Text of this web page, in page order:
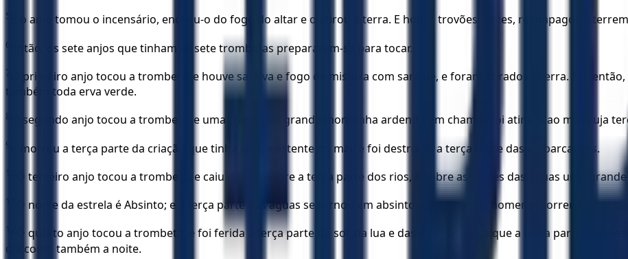
5 E o anjo tomou o incensário, encheu-o do fogo do altar e o atirou à terra. E houve trovões, vozes, relâmpagos e
6 Então, os sete anjos que tinham as sete trombetas prepararam-se para tocar.
7
O primeiro anjo tocou a trombeta, e houve saraiva e fogo de mistura com sangue, e foram atirados à terra. Foi,
também toda erva verde.
8 O segundo anjo tocou a trombeta, e uma como que grande montanha ardendo em chamas foi atirada ao mar, cuja
9 e morreu a terça parte da criação que tinha vida, existente no mar, e foi destruída a terça parte das embarcações.
10 O terceiro anjo tocou a trombeta, e caiu do céu sobre a terça parte dos rios, e sobre as fontes das águas uma
11 O nome da estrela é Absinto; e a terça parte das águas se tornou em absinto, e muitos dos homens morreram por
12
O quarto anjo tocou a trombeta, e foi ferida a terça parte do sol, da lua e das estrelas, para que a terça parte deles
dia como também a noite.